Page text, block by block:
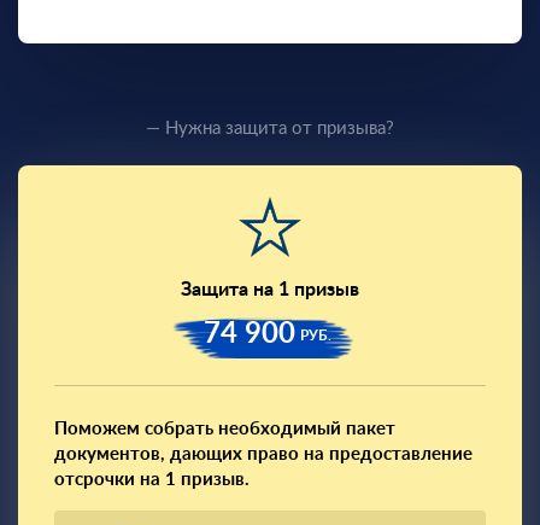
— Нужна защита от призыва?
Защита на 1 призыв
74 900 РУБ.
Поможем собрать необходимый пакет
документов, дающих право на предоставление
отсрочки на 1 призыв.